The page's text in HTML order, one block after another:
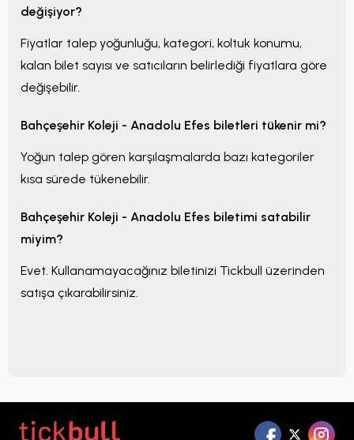
değişiyor?
Fiyatlar talep yoğunluğu, kategori, koltuk konumu,
kalan bilet sayısı ve satıcıların belirlediği fiyatlara göre
değişebilir.
Bahçeşehir Koleji - Anadolu Efes biletleri tükenir mi?
Yoğun talep gören karşılaşmalarda bazı kategoriler
kısa sürede tükenebilir.
Bahçeşehir Koleji - Anadolu Efes biletimi satabilir
miyim?
Evet. Kullanamayacağınız biletinizi Tickbull üzerinden
satışa çıkarabilirsiniz.